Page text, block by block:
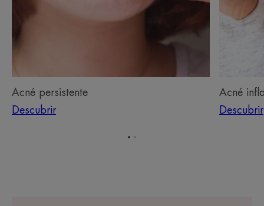
Acné persistente
Descubrir
Acné
Descubrir